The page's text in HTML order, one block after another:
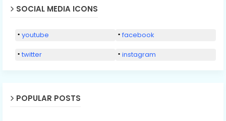
SOCIAL MEDIA ICONS
youtube facebook
twitter instagram
POPULAR POSTS